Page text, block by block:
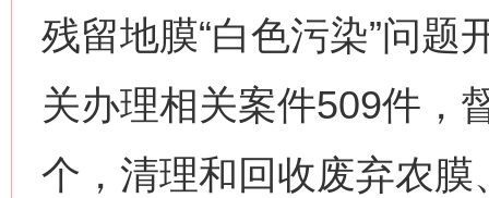
残留地膜“白色污染”问题
关办理相关案件509件，
个，清理和回收废弃农